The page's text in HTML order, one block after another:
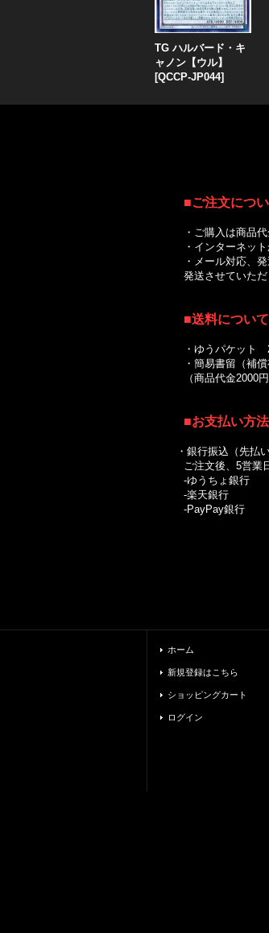
TG ハルバード・キ
ャノン【ウル】
[QCCP-JP044]
■ご注文につ
・ご購入は商品代
・インターネット
・メール対応、発
発送させていただ
■送料について
・ゆうパケット
・簡易書留（補償
（商品代金2000円
■お支払い方
・銀行振込（先払い
ご注文後、5営業日
-ゆうちょ銀行
-楽天銀行
-PayPay銀行
ホーム
新規登録はこちら
ショッピングカート
ログイン